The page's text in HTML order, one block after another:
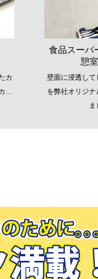
食品スーパ
憩室
壁面に浸透してし
を弊社オリジナル
まし